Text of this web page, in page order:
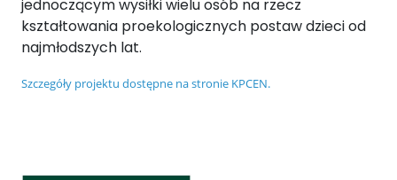
jednoczącym wysiłki wielu osób na rzecz
kształtowania proekologicznych postaw dzieci od
najmłodszych lat.
Szczegóły projektu dostępne na stronie KPCEN.